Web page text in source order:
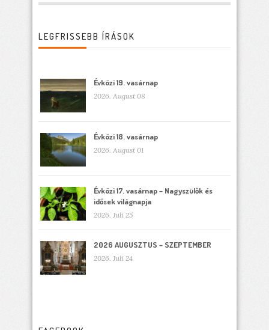
LEGFRISSEBB ÍRÁSOK
Évközi 19. vasárnap
2026. August 08
Évközi 18. vasárnap
2026. August 01
Évközi 17. vasárnap – Nagyszülők és
idősek világnapja
2026. Juli 25
2026 AUGUSZTUS – SZEPTEMBER
2026. Juli 24